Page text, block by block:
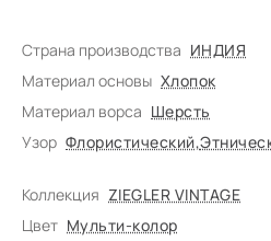
Страна производства ИНДИЯ
Материал основы Хлопок
Материал ворса Шерсть
Узор Флористический,
Коллекция ZIEGLER VINTAGE
Цвет Мульти-колор